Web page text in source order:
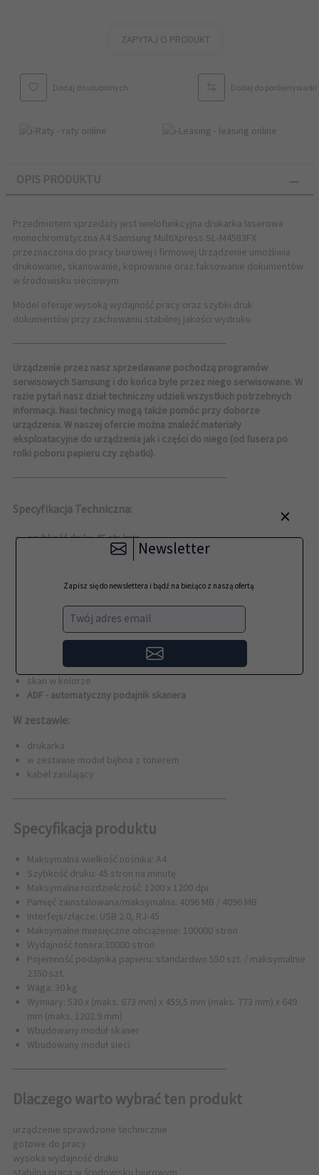
ZAPYTAJ O PRODUKT
Dodaj do ulubionych Dodaj do porównywarki
OPIS PRODUKTU
Przedmiotem sprzedaży jest wielofunkcyjna drukarka laserowa
monochromatyczna A4 Samsung MultiXpress SL‑M4583FX
przeznaczona do pracy biurowej i firmowej Urządzenie umożliwia
drukowanie, skanowanie, kopiowanie oraz faksowanie dokumentów
w środowisku sieciowym
Model oferuje wysoką wydajność pracy oraz szybki druk
dokumentów przy zachowaniu stabilnej jakości wydruku
──────────────────────────────
Urządzenie przez nasz sprzedawane pochodzą programów
serwisowych Samsung i do końca byłe przez niego serwisowane. W
razie pytań nasz dział techniczny udzieli wszystkich potrzebnych
informacji. Nasi technicy mogą także pomóc przy doborze
urządzenia. W naszej ofercie można znaleźć materiały
eksploatacyjne do urządzenia jak i części do niego (od fusera po
rolki poboru papieru czy zębatki).
──────────────────────────────
Specyfikacja Techniczna:
szybkość druku 45 str./min.
szybkość kopiowania 47 kopii/min.
podajnik o pojemności 550 arkuszy
rozdzielczość druku do 1200x1200 dpi
Porty USB - możliwość drukowania z pendrive'a
Port LAN (Ethernet)
kolorowy, dotykowy wyświetlacz
rozmiar papieru A4
skan w kolorze
ADF - automatyczny podajnik skanera
W zestawie:
drukarka
w zestawie moduł bębna z tonerem
kabel zasilający
──────────────────────────────
Specyfikacja produktu
Maksymalna wielkość nośnika: A4
Szybkość druku: 45 stron na minutę
Maksymalna rozdzielczość: 1200 x 1200 dpi
Pamięć zainstalowana/maksymalna: 4096 MB / 4096 MB
Interfejs/złącze: USB 2.0, RJ-45
Maksymalne miesięczne obciążenie: 100000 stron
Wydajność tonera:30000 stron
Pojemność podajnika papieru: standardwo 550 szt. / maksymalnie
2350 szt.
Waga: 30 kg
Wymiary: 530 x (maks. 673 mm) x 459,5 mm (maks. 773 mm) x 649
mm (maks. 1202.9 mm)
Wbudowany moduł skaner
Wbudowany moduł sieci
──────────────────────────────
Dlaczego warto wybrać ten produkt
urządzenie sprawdzone technicznie
gotowe do pracy
wysoka wydajność druku
stabilna praca w środowisku biurowym
×
Newsletter
Zapisz się do newslettera i bądź na bieżąco z naszą ofertą
Twój adres email